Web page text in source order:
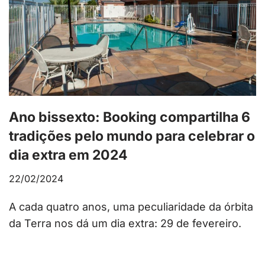
Ano bissexto: Booking compartilha 6
tradições pelo mundo para celebrar o
dia extra em 2024
22/02/2024
A cada quatro anos, uma peculiaridade da órbita
da Terra nos dá um dia extra: 29 de fevereiro.